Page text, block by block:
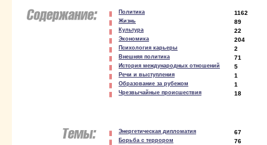
Политика 1162
Жизнь 89
Культура 22
Экономика 204
Психология карьеры 2
Внешняя политика 71
История международных отношений 5
Речи и выступления 1
Образование за рубежом 1
Чрезвычайные происшествия 18
Энергетическая дипломатия 67
Борьба с террором 76